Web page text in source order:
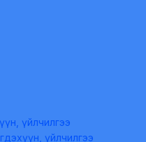
үйлчилгээ
үйлчилгээ